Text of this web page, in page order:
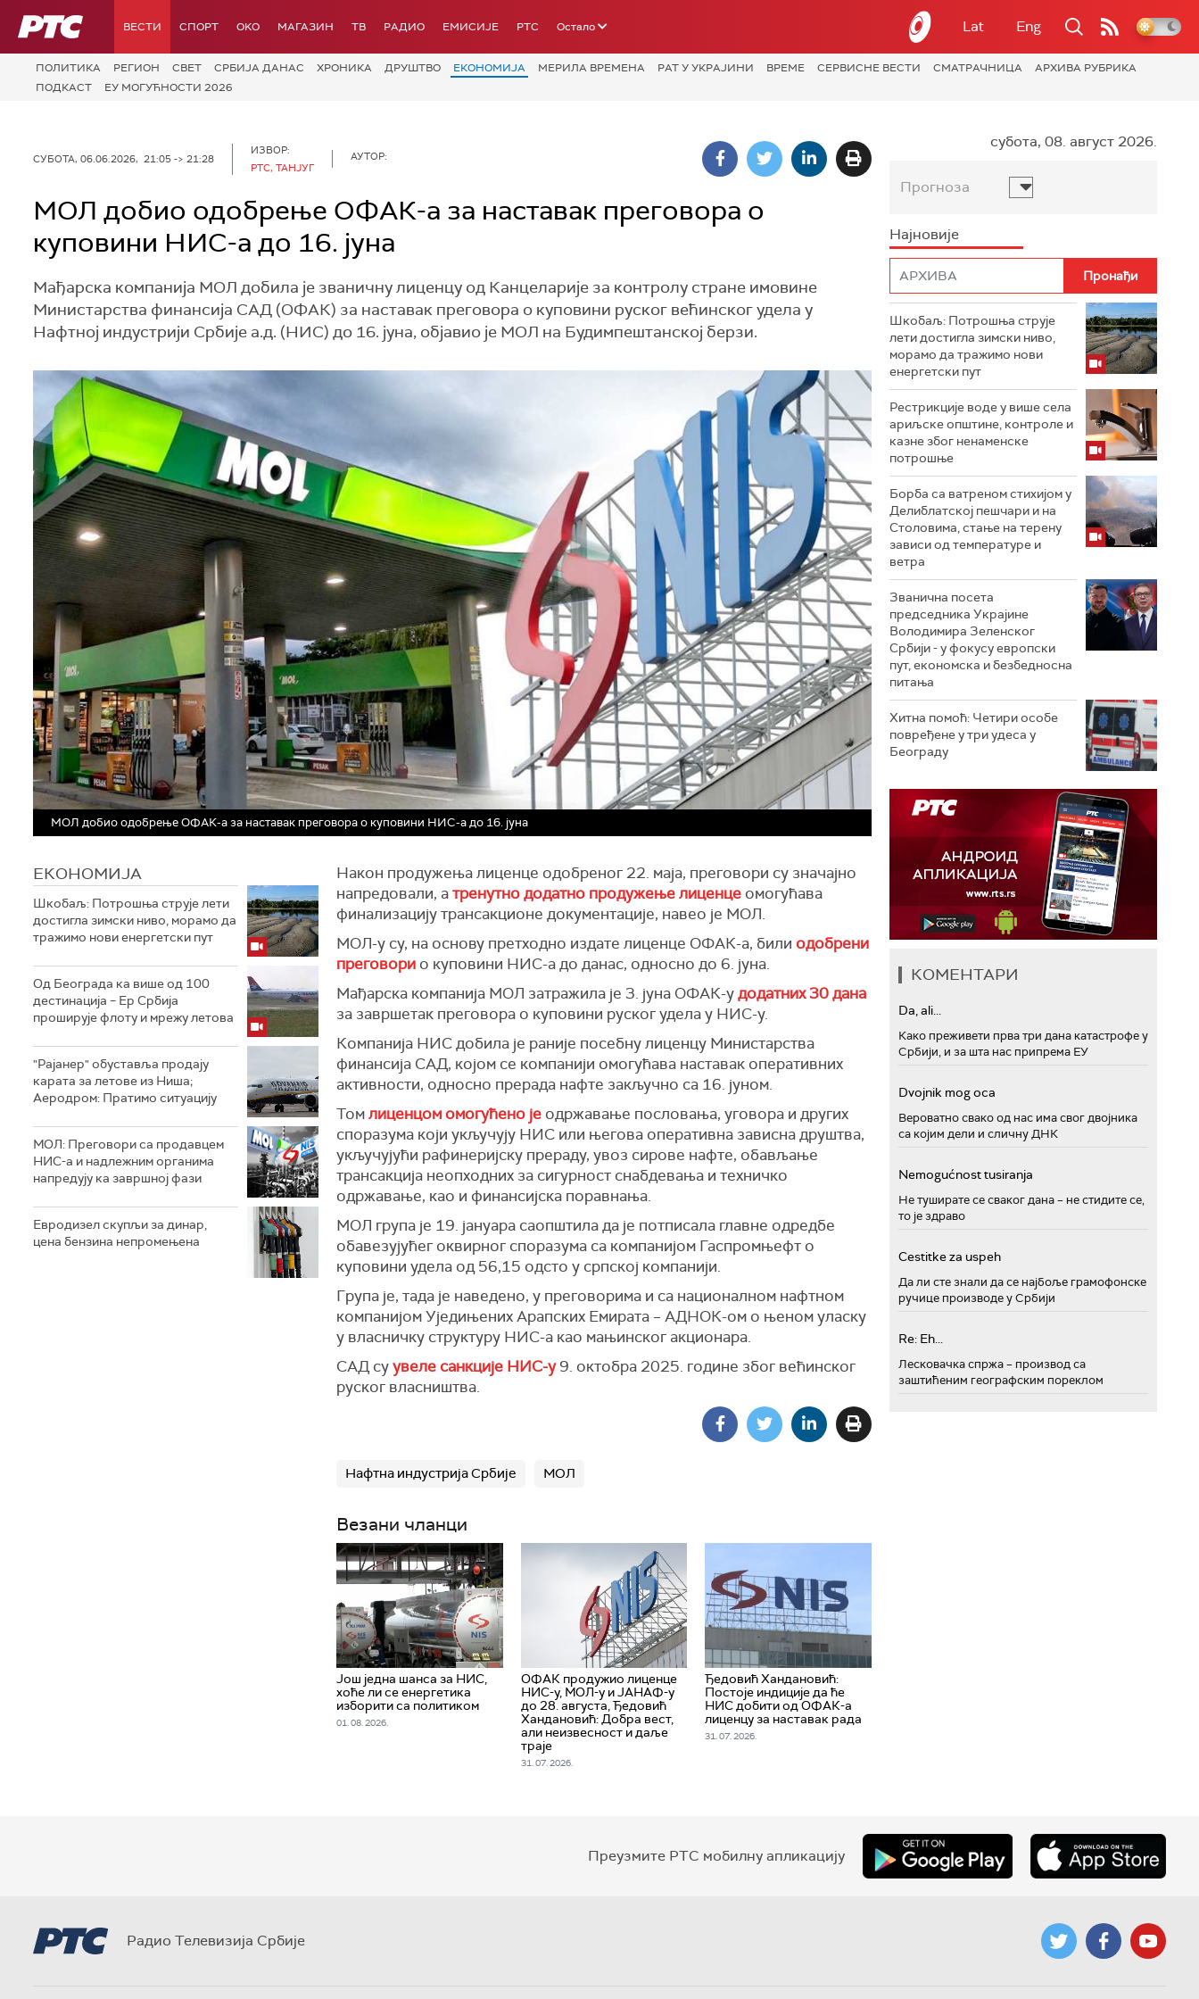
РТС ВЕСТИ СПОРТ OKO МАГАЗИН ТВ РАДИО ЕМИСИЈЕ РТС Остало Lat Eng
ПОЛИТИКА РЕГИОН СВЕТ СРБИЈА ДАНАС ХРОНИКА ДРУШТВО ЕКОНОМИЈА МЕРИЛА ВРЕМЕНА РАТ У УКРАЈИНИ ВРЕМЕ СЕРВИСНЕ ВЕСТИ СМАТРАЧНИЦА
АРХИВА РУБРИКА
ПОДКАСТ
ЕУ МОГУЋНОСТИ 2026
СУБОТА, 06.06.2026, 21:05 -> 21:28
ИЗВОР:
РТС, ТАНЈУГ
АУТОР:
МОЛ добио одобрење ОФАК-а за наставак преговора о
куповини НИС-а до 16. јуна
Мађарска компанија МОЛ добила је званичну лиценцу од Канцеларије за контролу стране имовине
Министарства финансија САД (ОФАК) за наставак преговора о куповини руског већинског удела у
Нафтној индустрији Србије а.д. (НИС) до 16. јуна, објавио је МОЛ на Будимпештанској берзи.
МОЛ добио одобрење ОФАК-а за наставак преговора о куповини НИС-а до 16. јуна
ЕКОНОМИЈА
Шкобаљ: Потрошња струје лети
достигла зимски ниво, морамо да
тражимо нови енергетски пут
Од Београда ка више од 100
дестинација – Ер Србија
проширује флоту и мрежу летова
"Рајанер" обуставља продају
карата за летове из Ниша;
Аеродром: Пратимо ситуацију
МОЛ: Преговори са продавцем
НИС-а и надлежним органима
напредују ка завршној фази
Евродизел скупљи за динар,
цена бензина непромењена
Након продужења лиценце одобреног 22. маја, преговори су значајно
напредовали, атренутно додатно продужење лиценце омогућава
финализацију трансакционе документације, навео је МОЛ.
МОЛ-у су, на основу претходно издате лиценце ОФАК-а, били одобрени
преговори о куповини НИС-а до данас, односно до 6. јуна.
Мађарска компанија МОЛ затражила је 3. јуна ОФАК-удодатних 30 дана
за завршетак преговора о куповини руског удела у НИС-у.
Компанија НИС добила је раније посебну лиценцу Министарства
финансија САД, којом се компанији омогућава наставак оперативних
активности, односно прерада нафте закључно са 16. јуном.
Томлиценцом омогућено је одржавање пословања, уговора и других
споразума који укључују НИС или његова оперативна зависна друштва,
укључујући рафинеријску прераду, увоз сирове нафте, обављање
трансакција неопходних за сигурност снабдевања и техничко
одржавање, као и финансијска поравнања.
МОЛ група је 19. јануара саопштила да је потписала главне одредбе
обавезујућег оквирног споразума са компанијом Гаспромњефт о
куповини удела од 56,15 одсто у српској компанији.
Група је, тада је наведено, у преговорима и са националном нафтном
компанијом Уједињених Арапских Емирата – АДНОК-ом о њеном уласку
у власничку структуру НИС-а као мањинског акционара.
САД суувеле санкције НИС-у9. октобра 2025. године због већинског
руског власништва.
Нафтна индустрија Србије МОЛ
Везани чланци
Још једна шанса за НИС,
хоће ли се енергетика
изборити са политиком
01. 08. 2026.
ОФАК продужио лиценце
НИС-у, МОЛ-у и ЈАНАФ-у
до 28. августа, Ђедовић
Хандановић: Добра вест,
али неизвесност и даље
траје
31. 07. 2026.
Ђедовић Хандановић:
Постоје индиције да ће
НИС добити од ОФАК-а
лиценцу за наставак рада
31. 07. 2026.
субота, 08. август 2026.
Прогноза
Најновије
Шкобаљ: Потрошња струје
лети достигла зимски ниво,
морамо да тражимо нови
енергетски пут
Рестрикције воде у више села
ариљске општине, контроле и
казне због ненаменске
потрошње
Борба са ватреном стихијом у
Делиблатској пешчари и на
Столовима, стање на терену
зависи од температуре и
ветра
Званична посета
председника Украјине
Володимира Зеленског
Србији - у фокусу европски
пут, економска и безбедносна
питања
Хитна помоћ: Четири особе
повређене у три удеса у
Београду
КОМЕНТАРИ
Da, ali...
Како преживети прва три дана катастрофе у
Србији, и за шта нас припрема ЕУ
Dvojnik mog oca
Вероватно свако од нас има свог двојника
са којим дели и сличну ДНК
Nemogućnost tusiranja
Не туширате се сваког дана – не стидите се,
то је здраво
Cestitke za uspeh
Да ли сте знали да се најбоље грамофонске
ручице производе у Србији
Re: Eh...
Лесковачка спржа – производ са
заштићеним географским пореклом
Преузмите РТС мобилну апликацију
Радио Телевизија Србије